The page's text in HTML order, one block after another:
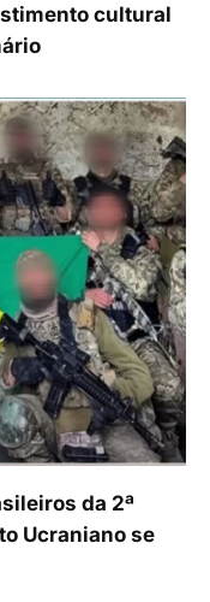
cultural
da 2ª
Ucraniano se